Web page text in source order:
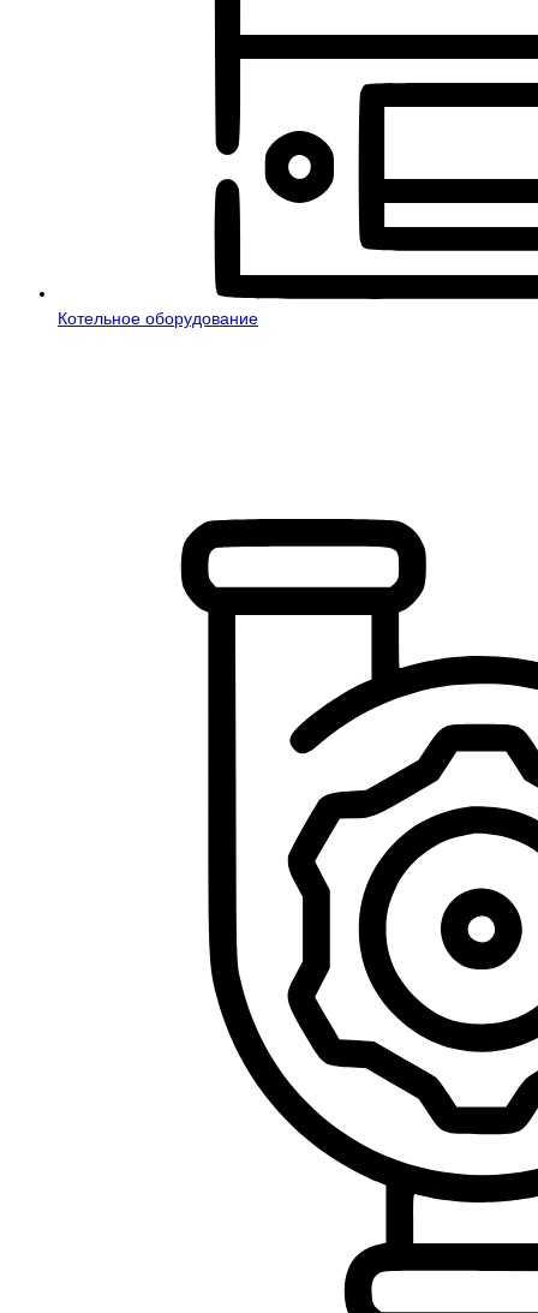
Котельное оборудование